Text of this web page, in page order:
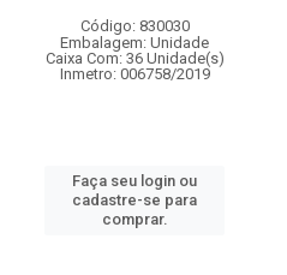
Código: 830030
Embalagem: Unidade
Caixa Com: 36 Unidade(s)
Inmetro: 006758/2019
Faça seu login ou
cadastre-se para
comprar.